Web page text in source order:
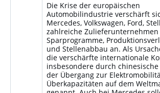
Die Krise der europäischen
Automobilindustrie verschärft
Mercedes, Volkswagen, Ford,
zahlreiche
Sparprogramme,
und Stellenabbau an. Als
die verschärfte internationale
insbesondere durch
der Übergang zur
Überkapazitäten auf dem